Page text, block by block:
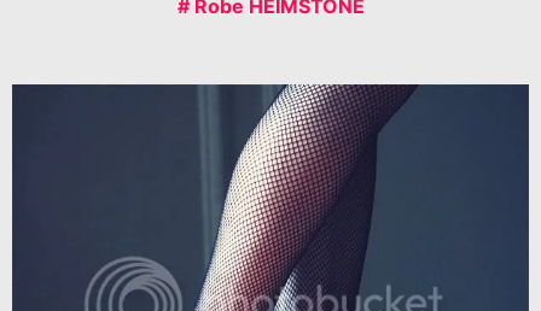
# Robe HEIMSTONE